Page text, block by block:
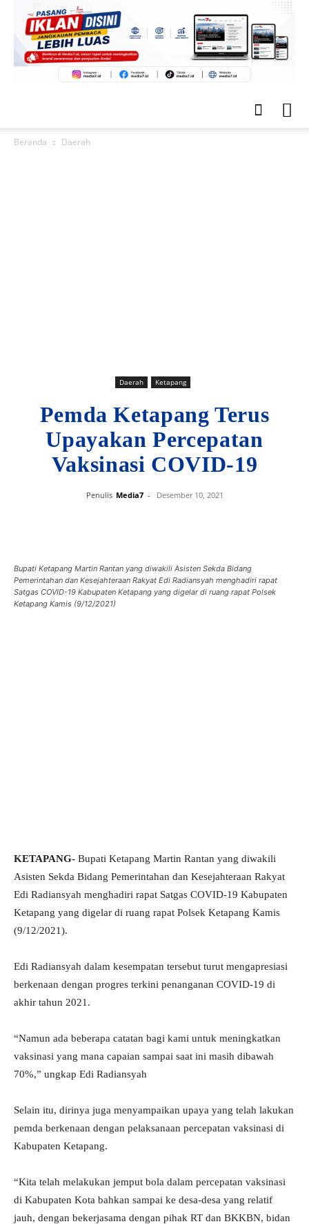
Beranda Daerah
Daerah Ketapang
Pemda Ketapang Terus
Upayakan Percepatan
Vaksinasi COVID-19
Penulis Media7 - Desember 10, 2021
Bupati Ketapang Martin Rantan yang diwakili Asisten Sekda Bidang
Pemerintahan dan Kesejahteraan Rakyat Edi Radiansyah menghadiri rapat
Satgas COVID-19 Kabupaten Ketapang yang digelar di ruang rapat Polsek
Ketapang Kamis (9/12/2021)
KETAPANG- Bupati Ketapang Martin Rantan yang diwakili
Asisten Sekda Bidang Pemerintahan dan Kesejahteraan Rakyat
Edi Radiansyah menghadiri rapat Satgas COVID-19 Kabupaten
Ketapang yang digelar di ruang rapat Polsek Ketapang Kamis
(9/12/2021).
Edi Radiansyah dalam kesempatan tersebut turut mengapresiasi
berkenaan dengan progres terkini penanganan COVID-19 di
akhir tahun 2021.
“Namun ada beberapa catatan bagi kami untuk meningkatkan
vaksinasi yang mana capaian sampai saat ini masih dibawah
70%,” ungkap Edi Radiansyah
Selain itu, dirinya juga menyampaikan upaya yang telah lakukan
pemda berkenaan dengan pelaksanaan percepatan vaksinasi di
Kabupaten Ketapang.
“Kita telah melakukan jemput bola dalam percepatan vaksinasi
di Kabupaten Kota bahkan sampai ke desa-desa yang relatif
jauh, dengan bekerjasama dengan pihak RT dan BKKBN, bidan